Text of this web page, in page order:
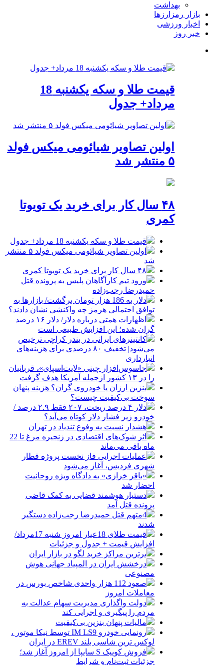
بهداشت
بازار رمزارزها
اخبار ورزشی
خبر روز
قیمت طلا و سکه یکشنبه 18
مرداد+ جدول
اولین تصاویر شیائومی میکس فولد
۵ منتشر شد
۴۸ سال کار برای خرید یک تویوتا
کمری
قیمت طلا و سکه یکشنبه 18 مرداد+ جدول
اولین تصاویر شیائومی میکس فولد ۵ منتشر
شد
۴۸ سال کار برای خرید یک تویوتا کمری
ورود تیم کارآگاهان پلیس به پرونده قتل
حمیدرضا رجب‌زاده
دلار به 186 هزار تومان برگشت/ بازارها به
توافق احتمالی هرمز چه واکنشی نشان دادند؟
اظهارات همتی درباره دلار/ دلار ۱۶ درصد
گران شده؛ این افزایش طبیعی است
کانتینرهای ایرانی در بندر کراچی ترخیص
می‌شود| تخفیف ۸۰ درصدی برای هزینه‌های
انبارداری
جاسوس‌افزار چینی «لایت‌اسپای»، قربانیان
را در ۱۳ کشور ازجمله آمریکا هدف گرفت
بنزین ارزان یا خودروی گران؟ هزینه پنهان
سوخت بی‌کیفیت چیست؟
دلار ۴ درصد ریخت، ۲۰۷ فقط ۲.۹ درصد /
خودرو زیر فشار دلار کوتاه می‌آید؟
هشدار نسبت به وفوع تندباد در تهران
اثر شوک‌های اقتصادی در زنجیره مرغ تا 22
ماه باقی می‌ماند
عملیات اجرایی فاز نخست پروژه قطار
شهری فردیس، آغاز می‌شود
«باقر خرازی» به دادگاه ویژه روحانیت
احضار شد
دستیار هوشمند قضایی به کمک قاضی
پرونده قتل آمد
4متهم قتل حمیدرضا رجب‌زاده دستگیر
شدند
قیمت طلای 18عیار امروز شنبه 17مرداد/
افزایش قیمت + جدول و جزئیات
برترین مراکز خرید لگو در بازار ایران
درخشش ایران در المپیاد جهانی هوش
مصنوعی
صعود 112 هزار واحدی شاخص بورس در
معاملات امروز
دولت واگذاری مدیریت سهام عدالت به
مردم را پیگیری و اجرایی کند
مالیات پنهان بنزین بی‌کیفیت
رونمایی خودرو IM LS9 توسط نیکا موتور ،
لوکس ترین شاسی بلند EREV در ایران
فروش کوییک S سایپا از امروز آغاز شد؛
جزئیات ثبت‌نام و شرایط